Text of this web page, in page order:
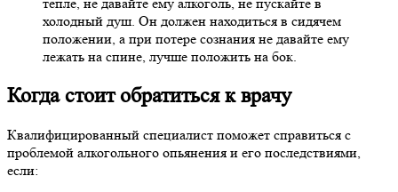
холодный душ. Он должен находиться в сидячем
положении, а при потере сознания не давайте ему
лежать на спине, лучше положить на бок.
Когда стоит обратиться к врачу
Квалифицированный специалист поможет справиться с
проблемой алкогольного опьянения и его последствиями,
если: